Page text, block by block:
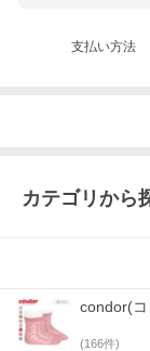
支払い方法
カテゴリから
condor(
(166件)